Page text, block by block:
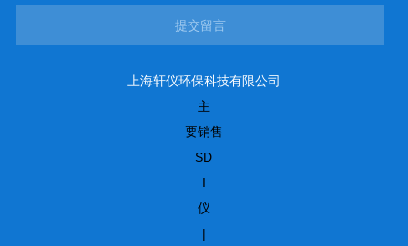
提交留言
上海轩仪环保科技有限公司
主
要销售
SD
I
仪
|